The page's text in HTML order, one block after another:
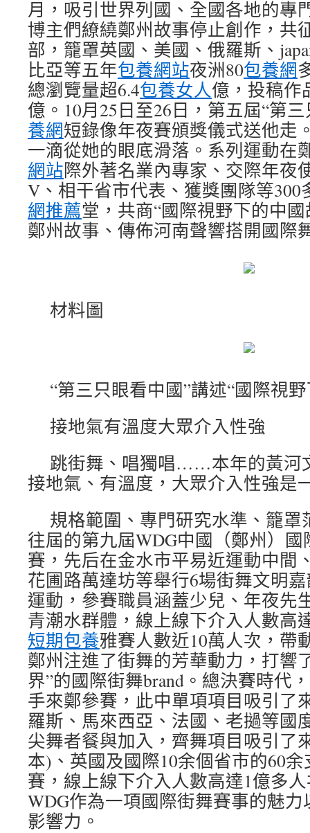
月，吸引世界列國、全國各地的專
博主們繚繞鄭州故事停止創作，共
部，籠罩英國、美國、俄羅斯、
比亞等五年包養網站夜洲80包養網
總瀏覽量超6.4包養女人億，投稿作
億。10月25日至26日，第五屆“第
養網短錄像年夜賽頒獎儀式送他走
一滴從她的眼底滑落。系列運動在
網站際外著名業內專家、交際年夜
V、相干省市代表、獲獎團隊等300
網推薦堂，共商“國際視野下的中
鄭州故事、傳佈河南聲響搭開國際
材料圖
“第三只眼看中國”講述“國際視
接地氣有溫度大眾介入性強
跳街舞、唱獨唱……本年的黃河
接地氣、有溫度，大眾介入性強是
規格範圍、專門研究水準、籠
往屆的第九屆WDG中國（鄭州）
賽，先后在金水市平易近運動中間
花圃路萬達坊等舉行6場街舞文明
運動，參賽職員涵蓋少兒、年夜先
青潮水群體，線上線下介入人數高
短期包養雅賽人數近10萬人次，帶
鄭州注進了街舞的芳華動力，打響
界”的國際街舞brand。總決賽時代
手來鄭參賽，此中單項項目吸引了
羅斯、馬來西亞、法國、老撾等國
尖舞者餐與加入，齊舞項目吸引了
本)、英國及國際10余個省市的60
賽，線上線下介入人數高達1億多
WDG作為一項國際街舞賽事的魅
影響力。